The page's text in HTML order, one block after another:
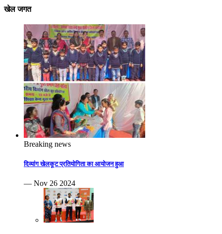
खेल जगत
Breaking news
दिव्यांग खेलकूट प्रतियोगिता का आयोजन हुआ
— Nov 26 2024